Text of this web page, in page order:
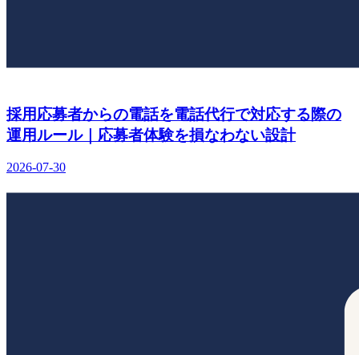
採用応募者からの電話を電話代行で対応する際の
運用ルール｜応募者体験を損なわない設計
2026-07-30